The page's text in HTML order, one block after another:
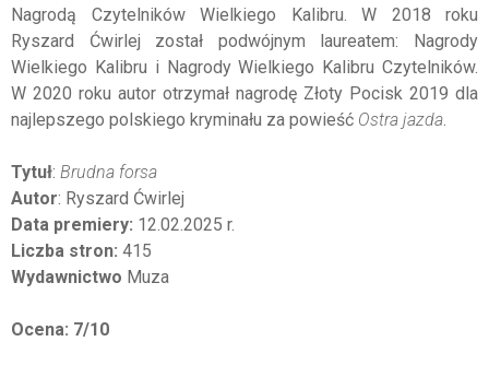
Nagrodą Czytelników Wielkiego Kalibru. W 2018 roku
Ryszard Ćwirlej został podwójnym laureatem: Nagrody
Wielkiego Kalibru i Nagrody Wielkiego Kalibru Czytelników.
W 2020 roku autor otrzymał nagrodę Złoty Pocisk 2019 dla
najlepszego polskiego kryminału za powieść Ostra jazda
Tytuł: Brudna forsa
Autor: Ryszard Ćwirlej
Data premiery: 12.02.2025 r.
Liczba stron: 415
Wydawnictwo Muza
Ocena: 7/10